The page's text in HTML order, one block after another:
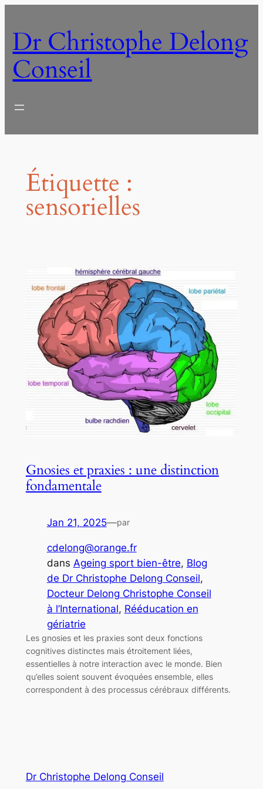
contenu
Dr Christophe Delong
Conseil
Étiquette :
sensorielles
Gnosies et praxies : une distinction
fondamentale
Jan 21, 2025—par
cdelong@orange.fr
dans Ageing sport bien-être, Blog
de Dr Christophe Delong Conseil
Docteur Delong Christophe Conseil
à l’International, Rééducation en
gériatrie
Les gnosies et les praxies sont deux fonctions
cognitives distinctes mais étroitement liées,
essentielles à notre interaction avec le monde. Bien
qu’elles soient souvent évoquées ensemble, elles
correspondent à des processus cérébraux différents.
Dr Christophe Delong Conseil